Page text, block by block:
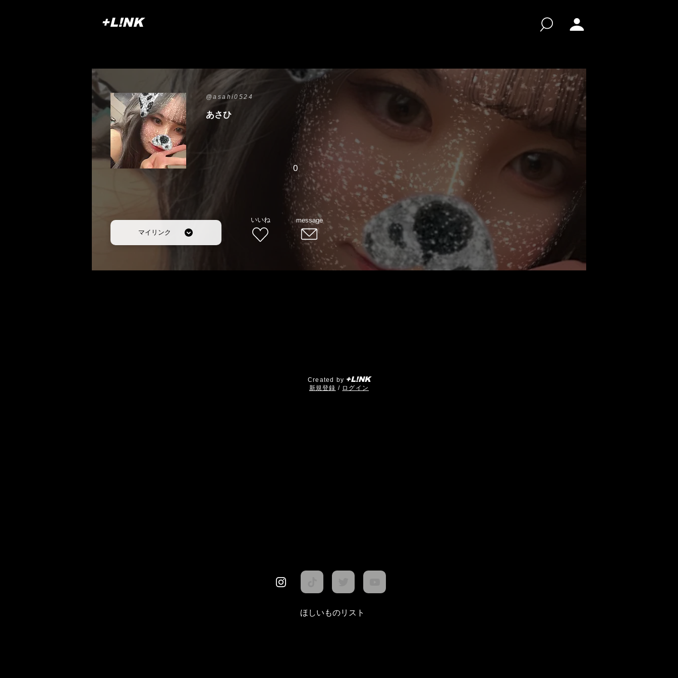
+L!NK
@asahi0524
あさひ
0
マイリンク
いいね message
Created by +L!NK
​新規登録 / ログイン
ほしいものリスト